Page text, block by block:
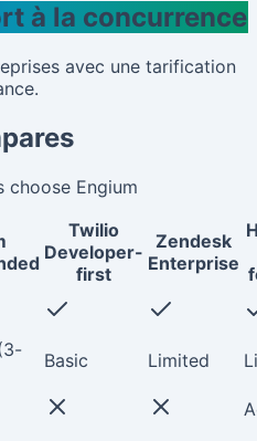
à la concurrence
avec une tarification
choose Engium
Twilio
Developer-
first
Zendesk
Enterprise
Basic Limited